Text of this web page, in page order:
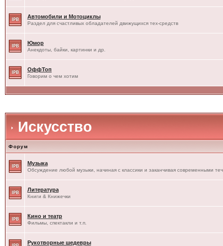
Автомобили и Мотоциклы
Раздел для счастливых обладателей движущихся тех-средств
Юмор
Анекдоты, байки, картинки и др.
ОффТоп
Говорим о чем хотим
Искусство
Форум
Музыка
Обсуждение любой музыки, начиная с классики и заканчивая современными
Литература
Книги & Книжечки
Кино и театр
Фильмы, спектакли и т.п.
Рукотворные шедевры